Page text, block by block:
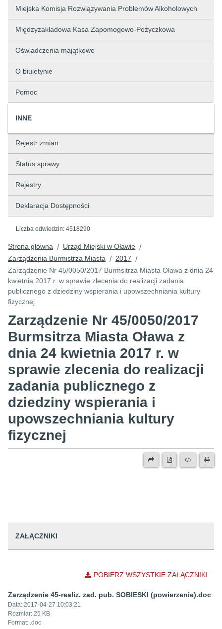
Miejska Komisja Rozwiązywania Problemów Alkoholowych
Międzyzakładowa Kasa Zapomogowo-Pożyczkowa
Oświadczenia majątkowe
O biuletynie
Pomoc
INNE
Rejestr zmian
Status sprawy
Rejestry
Deklaracja Dostępności
Liczba odwiedzin: 4518290
Strona główna / Urząd Miejski w Oławie /
Zarządzenia Burmistrza Miasta / 2017 /
Zarządzenie Nr 45/0050/2017 Burmsitrza Miasta Oława z dnia 24
kwietnia 2017 r. w sprawie zlecenia do realizacji zadania
publicznego z dziedziny wspierania i upowszechniania kultury
fizycznej
Zarządzenie Nr 45/0050/2017
Burmsitrza Miasta Oława z
dnia 24 kwietnia 2017 r. w
sprawie zlecenia do realizacji
zadania publicznego z
dziedziny wspierania i
upowszechniania kultury
fizycznej
ZAŁĄCZNIKI
POBIERZ WSZYSTKIE ZAŁĄCZNIKI
Zarządzenie 45-realiz. zad. pub. SOBIESKI (powierzenie).doc
Data: 2017-04-27 10:03:21
Rozmiar: 25 KB
Format: .doc